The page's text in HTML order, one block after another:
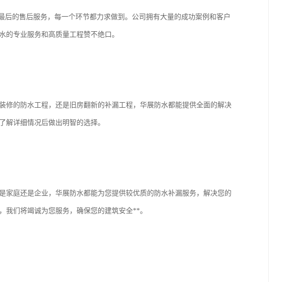
的售后服务，每一个环节都力求做到。公司拥有大量的成功案例和客户
专业服务和高质量工程赞不绝口。
修的防水工程，还是旧房翻新的补漏工程，华展防水都能提供全面的解决
解详细情况后做出明智的选择。
家庭还是企业，华展防水都能为您提供较优质的防水补漏服务，解决您的
我们将竭诚为您服务，确保您的建筑安全**。